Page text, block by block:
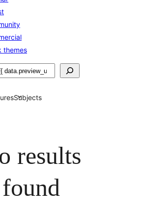
themes
Subjects
results
found